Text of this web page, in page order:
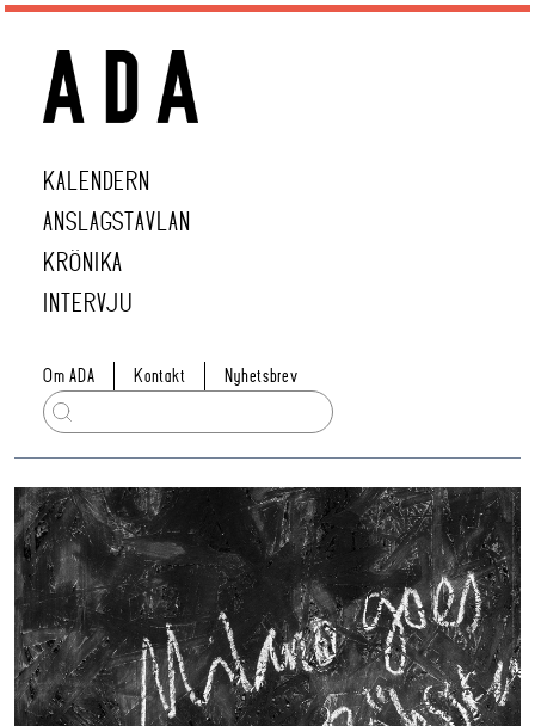
KALENDERN
ANSLAGSTAVLAN
KRÖNIKA
INTERVJU
Om ADA Kontakt Nyhetsbrev